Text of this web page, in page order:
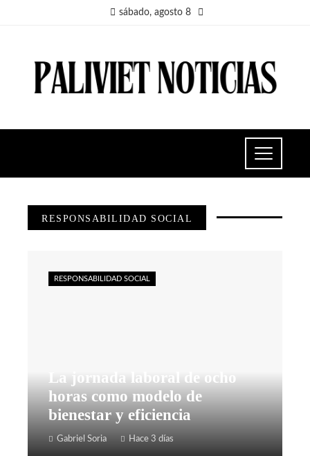
sábado, agosto 8
RESPONSABILIDAD SOCIAL
La jornada laboral de ocho
horas como modelo de
bienestar y eficiencia
Gabriel Soria Hace 3 días
RESPONSABILIDAD SOCIAL